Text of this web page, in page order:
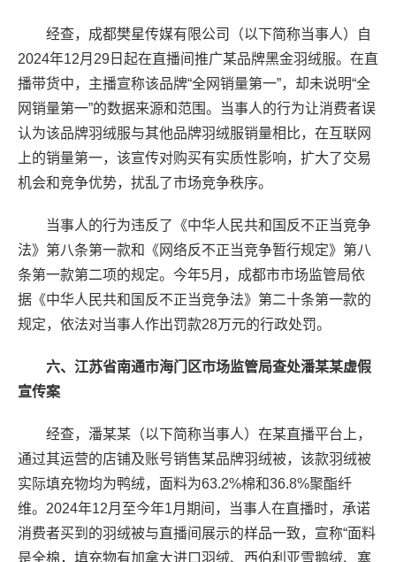
经查，成都樊星传媒有限公司（以下简称当事人）自
2024年12月29日起在直播间推广某品牌黑金羽绒服。在直
播带货中，主播宣称该品牌“全网销量第一”，却未说明“全
网销量第一”的数据来源和范围。当事人的行为让消费者误
认为该品牌羽绒服与其他品牌羽绒服销量相比，在互联网
上的销量第一，该宣传对购买有实质性影响，扩大了交易
机会和竞争优势，扰乱了市场竞争秩序。
当事人的行为违反了《中华人民共和国反不正当竞争
法》第八条第一款和《网络反不正当竞争暂行规定》第八
条第一款第二项的规定。今年5月，成都市市场监管局依
据《中华人民共和国反不正当竞争法》第二十条第一款的
规定，依法对当事人作出罚款28万元的行政处罚。
六、江苏省南通市海门区市场监管局查处潘某某虚假
宣传案
经查，潘某某（以下简称当事人）在某直播平台上，
通过其运营的店铺及账号销售某品牌羽绒被，该款羽绒被
实际填充物均为鸭绒，面料为63.2%棉和36.8%聚酯纤
维。2024年12月至今年1月期间，当事人在直播时，承诺
消费者买到的羽绒被与直播间展示的样品一致，宣称“面料
是全棉，填充物有加拿大进口羽绒、西伯利亚雪鹅绒、塞